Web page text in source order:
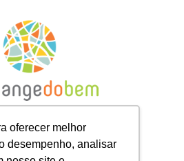
oferecer melhor
desempenho, analisar